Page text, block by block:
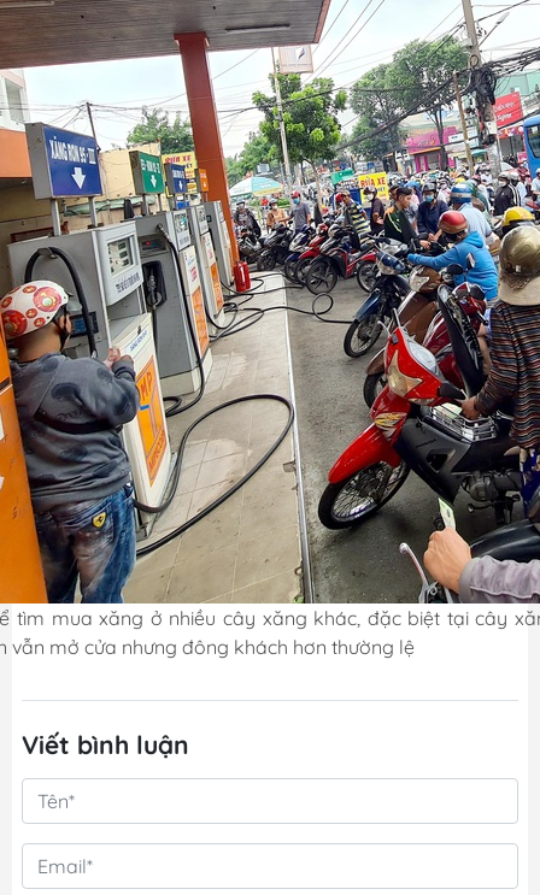
tìm mua xăng ở nhiều cây xăng khác, đặc biệt tại cây
vẫn mở cửa nhưng đông khách hơn thường lệ
Viết bình luận